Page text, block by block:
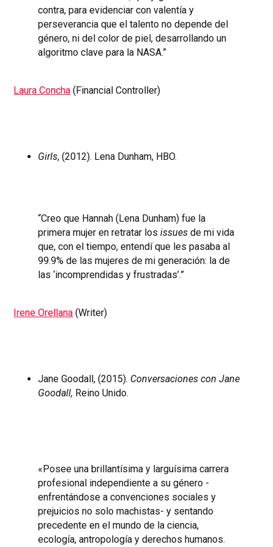
contra, para evidenciar con valentía y
perseverancia que el talento no depende del
género, ni del color de piel, desarrollando un
algoritmo clave para la NASA.”
Laura Concha (Financial Controller)
Girls, (2012). Lena Dunham, HBO.
“Creo que Hannah (Lena Dunham) fue la
primera mujer en retratar losissues de mi vida
que, con el tiempo, entendí que les pasaba al
99.9% de las mujeres de mi generación: la de
las ‘incomprendidas y frustradas’.”
Irene Orellana (Writer)
Jane Goodall, (2015). Conversaciones con Jane
Goodall, Reino Unido.
«Posee una brillantísima y larguísima carrera
profesional independiente a su género -
enfrentándose a convenciones sociales y
prejuicios no solo machistas- y sentando
precedente en el mundo de la ciencia,
ecología, antropología y derechos humanos.